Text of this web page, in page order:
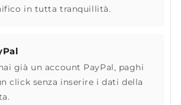
in tutta tranquillità.
già un account PayPal, paghi
click senza inserire i dati della